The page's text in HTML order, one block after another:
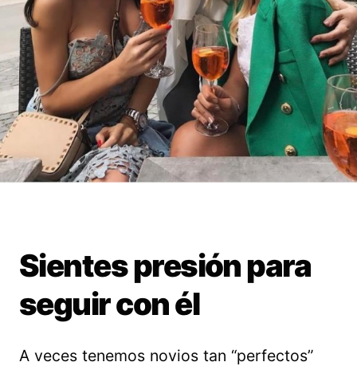
Sientes presión para
seguir con él
A veces tenemos novios tan “perfectos”